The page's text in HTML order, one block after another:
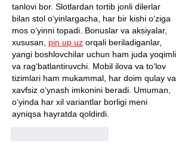
tanlovi bor. Slotlardan tortib jonli dilerlar
bilan stol o‘yinlargacha, har bir kishi o‘ziga
mos o‘yinni topadi. Bonuslar va aksiyalar,
xususan, pin up uz orqali beriladiganlar,
yangi boshlovchilar uchun ham juda yoqimli
va rag‘batlantiruvchi. Mobil ilova va to‘lov
tizimlari ham mukammal, har doim qulay va
xavfsiz o‘ynash imkonini beradi. Umuman,
o‘yinda har xil variantlar borligi meni
ayniqsa hayratda qoldirdi.